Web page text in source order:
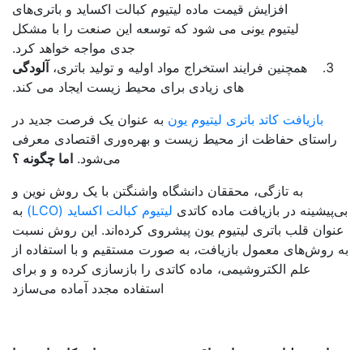
افزایش قیمت ماده لیتیوم کبالت اکساید و باتری‌های
لیتیوم یونی می شود که توسعه این صنعت را با مشکل
جدی مواجه خواهد کرد.
همچنین فرایند استخراج مواد اولیه و تولید باتری،آلودگی
های زیادی برای محیط زیست ایجاد می کند.
بازیافت کاتد باتری لیتیوم یون به عنوان یک فرصت جدید در
راستای حفاظت از محیط زیست و بهره‌وری اقتصادی معرفی
می‌شود.اما چگونه ؟
به تازگی، محققان دانشگاه واشنگتن با یک روش نوین و
در بازیافت ماده کاتدیلیتیوم کبالت اکساید (LCO)
به
قلب باتری لیتیوم یون پیشروی کرده‌اند. این روش نسبت
روش‌های معمول بازیافت، به صورت مستقیم و با استفاده از
علم الکتروشیمی، ماده کاتدی را بازسازی کرده و و برای
استفاده مجدد آماده می‌سازد